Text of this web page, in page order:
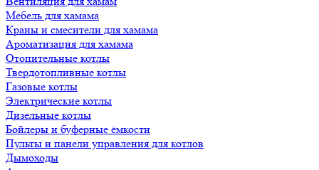
Мебель для хамама
Краны и смесители для хамама
Ароматизация для хамама
Отопительные котлы
Твердотопливные котлы
Газовые котлы
Электрические котлы
Дизельные котлы
Бойлеры и буферные ёмкости
Пульты и панели управления для котлов
Дымоходы